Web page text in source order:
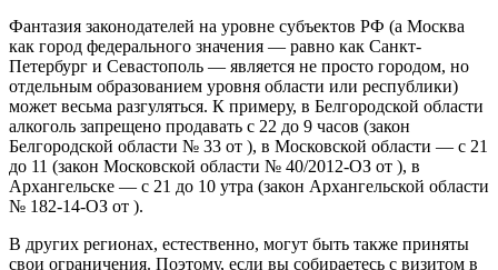
Фантазия законодателей на уровне субъектов РФ (а Москва
как город федерального значения — равно как Санкт-
Петербург и Севастополь — является не просто городом, но
отдельным образованием уровня области или республики)
может весьма разгуляться. К примеру, в Белгородской области
алкоголь запрещено продавать с 22 до 9 часов (закон
Белгородской области № 33 от ), в Московской области — с 21
до 11 (закон Московской области № 40/2012-ОЗ от ), в
Архангельске — с 21 до 10 утра (закон Архангельской области
№ 182-14-ОЗ от ).
В других регионах, естественно, могут быть также приняты
свои ограничения. Поэтому, если вы собираетесь с визитом в